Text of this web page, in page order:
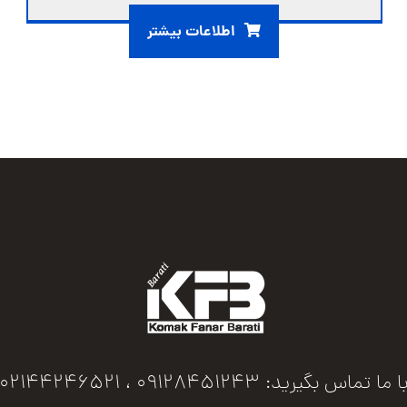
اطلاعات بیشتر
با ما تماس بگیرید: 09128451243 ، 02144246521